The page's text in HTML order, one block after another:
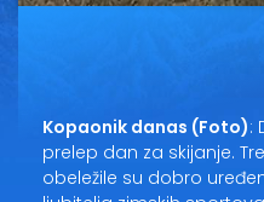
Kopaonik danas (Foto):
prelep dan za skijanje.
obeležile su dobro